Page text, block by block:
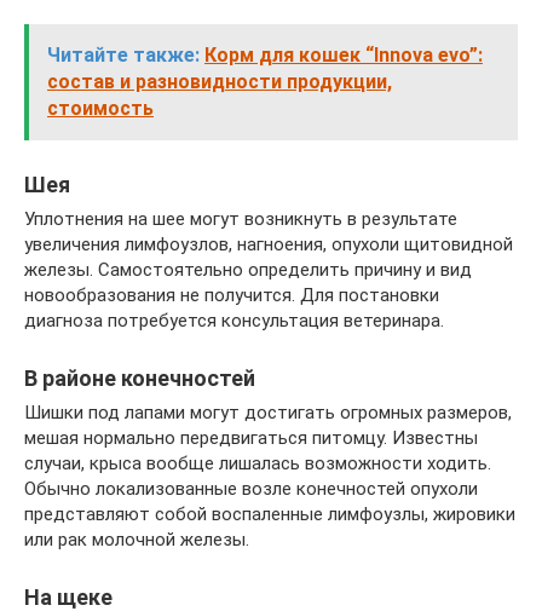
Читайте также: Корм для кошек “Innova evo”:
состав и разновидности продукции,
стоимость
Шея
Уплотнения на шее могут возникнуть в результате
увеличения лимфоузлов, нагноения, опухоли щитовидной
железы. Самостоятельно определить причину и вид
новообразования не получится. Для постановки
диагноза потребуется консультация ветеринара.
В районе конечностей
Шишки под лапами могут достигать огромных размеров,
мешая нормально передвигаться питомцу. Известны
случаи, крыса вообще лишалась возможности ходить.
Обычно локализованные возле конечностей опухоли
представляют собой воспаленные лимфоузлы, жировики
или рак молочной железы.
На щеке